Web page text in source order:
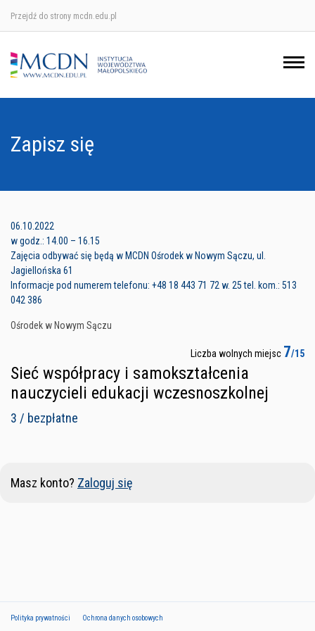
Przejdź do strony mcdn.edu.pl
Zapisz się
06.10.2022
w godz.: 14.00 – 16.15
Zajęcia odbywać się będą w MCDN Ośrodek w Nowym Sączu, ul.
Jagiellońska 61
Informacje pod numerem telefonu: +48 18 443 71 72 w. 25 tel. kom.: 513
042 386
Ośrodek w Nowym Sączu
Liczba wolnych miejsc 7/15
Sieć współpracy i samokształcenia
nauczycieli edukacji wczesnoszkolnej
3 / bezpłatne
Masz konto? Zaloguj się
Polityka prywatności Ochrona danych osobowych
Ośrodek w Krakowie
Ośrodek w Nowym Sączu
Ośrodek w Tarnowie